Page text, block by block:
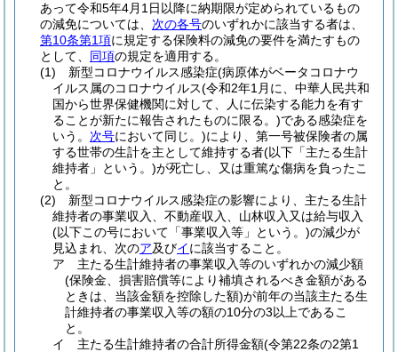
あって令和5年4月1日以降に納期限が定められているもの
の減免については、 次の各号のいずれかに該当する者は、
第10条第1項に規定する保険料の減免の要件を満たすもの
として、 同項の規定を適用する。
(1)
新型コロナウイルス感染症(病原体がベータコロナウ
イルス属のコロナウイルス(令和2年1月に、中華人民共和
国から世界保健機関に対して、人に伝染する能力を有す
ることが新たに報告されたものに限る。)である感染症を
いう。 次号において同じ。)により、第一号被保険者の属
する世帯の生計を主として維持する者(以下「主たる生計
維持者」という。)が死亡し、又は重篤な傷病を負ったこ
と。
(2)
新型コロナウイルス感染症の影響により、主たる生計
維持者の事業収入、不動産収入、山林収入又は給与収入
(以下この号において「事業収入等」という。)の減少が
見込まれ、次のア及びイに該当すること。
ア
主たる生計維持者の事業収入等のいずれかの減少額
(保険金、損害賠償等により補填されるべき金額がある
ときは、当該金額を控除した額)が前年の当該主たる生
計維持者の事業収入等の額の10分の3以上であるこ
と。
イ
主たる生計維持者の合計所得金額(令第22条の2第1